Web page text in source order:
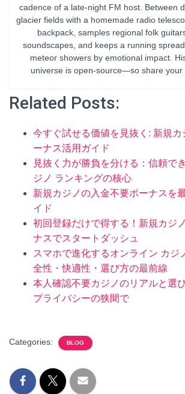
cadence of a late-night FM host. Between
glacier fields with a homemade radio
backpack, samples regional folk
soundscapes, and keeps a running
meteor showers by emotional impact.
universe is open-source—so share your
Related Posts:
今すぐ試せる価値を見抜く: 新規
ーナス活用ガイド
見抜く力が勝負を分ける：信頼で
ジノ ランキングの核心
新規カジノの入金不要ボーナスを
イド
初回登録だけで得する！新規カジ
ナスでスタートダッシュ
スマホで進化するオンライン カジ
全性・快適性・選び方の最前線
本人確認不要カジノのリアルと選
プライバシーの狭間で
Categories: BLOG